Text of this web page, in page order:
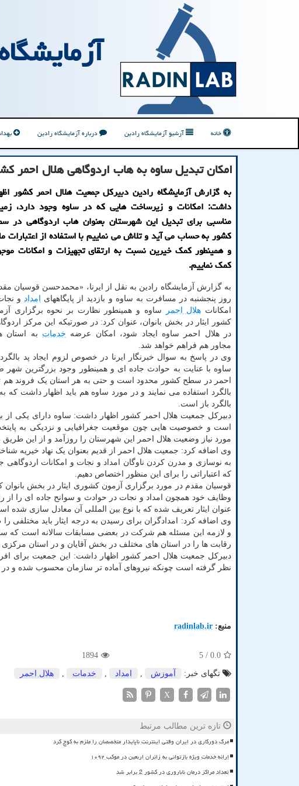
خانه آرشیو آزمایشگاه رادین درباره آزمایشگاه رادین
امكان تبدیل ساوه به هاب اردوگاهی هلال احمر
به گزارش آزمایشگاه رادین دبیرکل جمعیت هلال احمر کشور
داشت: امکانات و زیرساخت هایی که در ساوه وجود دارد،
مناسبی برای تبدیل این شهرستان بعنوان هاب اردوگاهی در
کشور به حساب می آید و تلاش می نماییم با استفاده از اعتبارات
و همینطور کمک خیرین نسبت به ارتقای تجهیزات و امکانات
کمک نماییم.
به گزارش آزمایشگاه رادین به نقل از ایرنا، «محمدحسن قوسیان
روز پنجشنبه در مسافرت به ساوه و بازدید از پایگاههای
امدادو
امکانات هلال احمر
ساوه و همینطور نظارت بر نحوه برگزاری
کشور ایثار در بخش بانوان، عنوان کرد: در صورتیکه این مرکز
در هلال احمر ساوه ایجاد شود، امکان عرضه خدمات به استان
مجاور هم فراهم خواهد شد.
وی در پاسخ به سوال خبرنگار ایرنا در خصوص لزوم ایجاد پد بالگرد
ساوه با عنایت به حوادث جاده ای و همینطور وجود بزرگترین شهر
احمر در سطح کشور محدود است و حتی به هر استان یک فروند هم
بالگرد استفاده می نمایند و در مورد ساوه هم باید اظهار داشت
بالگرد باز است.
دبیرکل جمعیت هلال احمر کشور اظهار داشت: ساوه دارای یکی از
است و خصوصیت هایی چون موقعیت جغرافیایی و نزدیکی به
مورد نیاز وضعیت هلال احمر این شهرستان را روزآمد و از این
وی اضافه کرد: جمعیت هلال احمر از قدیم بعنوان یک نهاد خیریه
به نوسازی و مدرن کردن ناوگان امداد و نجات و امکانات
که اعتباراتی را برای این منظور اختصاص دهیم.
قوسیان مقدم در مورد برگزاری آزمون کشوری ایثار در بخش
وظایف خود همچون امداد و نجات در حوادث و سوانح جاده ای را از
عنوان ایثار تعریف شده که با نوع بین المللی آن معادل سازی شده
و لازمه این مسئله هم شرکت در بعضی مسابقات سالانه است که
رقابت ها را در استان های مختلف در بخش آقایان و در استان
دبیرکل جمعیت هلال احمر کشور اظهار داشت: این جمعیت برای
نظر گرفته است چونکه نیروهای آماده تر سازمان محسوب شده و در
منبع: radinlab.ir
0.0
/ 5
1894
تگهای خبر:
آموزش امداد خدمات هلال احمر
X
تازه ترین مطالب مرتبط
مرگ دورکاری در ایران وقتی اینترنت ناپایدار متخصصان را ملزم به کوچ کرد
ارائه خدمات ویژه بازتوانی به زائران اربعین در موکب ۱۰۹۲
تعداد مراکز درمان ناباروری در کشور 2 برابر شد